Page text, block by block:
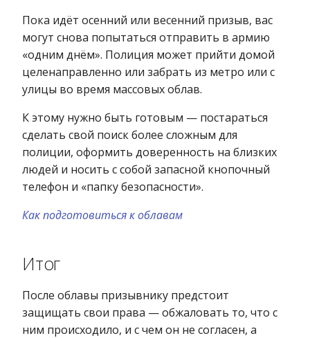
Пока идёт осенний или весенний призыв, вас
могут снова попытаться отправить в армию
«одним днём». Полиция может прийти домой
целенаправленно или забрать из метро или с
улицы во время массовых облав.
К этому нужно быть готовым — постараться
сделать свой поиск более сложным для
полиции, оформить доверенность на близких
людей и носить с собой запасной кнопочный
телефон и «папку безопасности».
Как подготовиться к облавам
Итог
После облавы призывнику предстоит
защищать свои права — обжаловать то, что с
ним происходило, и с чем он не согласен, а